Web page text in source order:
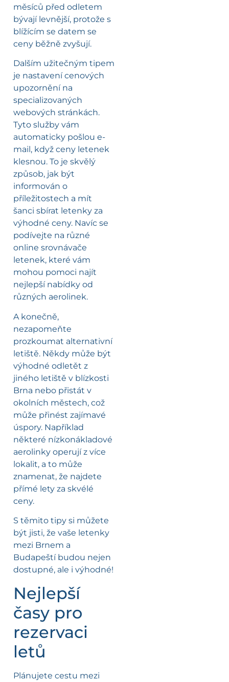
měsíců před odletem
bývají levnější, protože s
blížícím se datem se
ceny běžně zvyšují.
Dalším užitečným tipem
je nastavení cenových
upozornění na
specializovaných
webových stránkách.
Tyto služby vám
automaticky pošlou e-
mail, když ceny letenek
klesnou. To je skvělý
způsob, jak být
informován o
příležitostech a mít
šanci sbírat letenky za
výhodné ceny. Navíc se
podívejte na různé
online srovnávače
letenek, které vám
mohou pomoci najít
nejlepší nabídky od
různých aerolinek.
A konečně,
nezapomeňte
prozkoumat alternativní
letiště. Někdy může být
výhodné odletět z
jiného letiště v blízkosti
Brna nebo přistát v
okolních městech, což
může přinést zajímavé
úspory. Například
některé nízkonákladové
aerolinky operují z více
lokalit, a to může
znamenat, že najdete
přímé lety za skvélé
ceny.
S těmito tipy si můžete
být jisti, že vaše letenky
mezi Brnem a
Budapeští budou nejen
dostupné, ale i výhodné!
Nejlepší
časy pro
rezervaci
letů
Plánujete cestu mezi